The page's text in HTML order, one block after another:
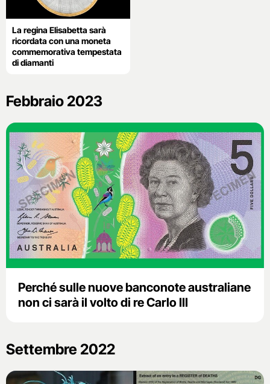
La regina Elisabetta sarà
ricordata con una moneta
commemorativa tempestata
di diamanti
Febbraio 2023
Perché sulle nuove banconote australiane
non ci sarà il volto di re Carlo III
Settembre 2022